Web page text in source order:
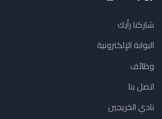
شاركنا رأيك
البوابة الإلكترونية
وظائف
اتصل بنا
نادي الخريجين